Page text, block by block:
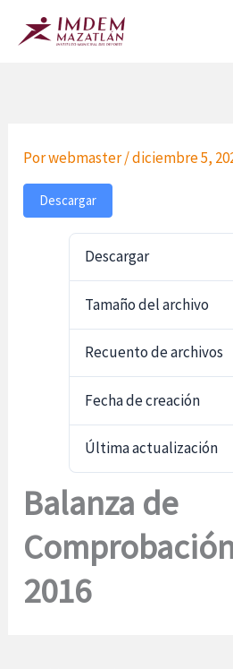
Porwebmaster/diciembre 5,
Descargar
Descargar
Tamaño del archivo
Recuento de archivos
Fecha de creación
Última actualización
Balanza de
2016